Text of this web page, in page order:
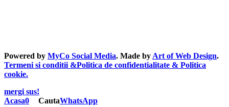
Powered by MyCo Social Media. Made by Art of Web Design.
Termeni si conditii &Politica de confidentialitate & Politica
cookie.
mergi sus!
Acasa0
CautaWhatsApp